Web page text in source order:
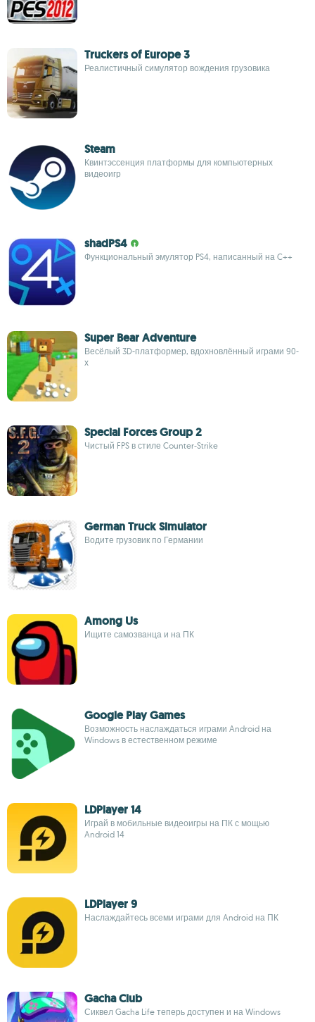
Truckers of Europe 3
Реалистичный симулятор вождения грузовика
Steam
Квинтэссенция платформы для компьютерных
видеоигр
shadPS4
Функциональный эмулятор PS4, написанный на C++
Super Bear Adventure
Весёлый 3D-платформер, вдохновлённый играми 90-
х
Special Forces Group 2
Чистый FPS в стиле Counter-Strike
German Truck Simulator
Водите грузовик по Германии
Among Us
Ищите самозванца и на ПК
Google Play Games
Возможность наслаждаться играми Android на
Windows в естественном режиме
LDPlayer 14
Играй в мобильные видеоигры на ПК с мощью
Android 14
LDPlayer 9
Наслаждайтесь всеми играми для Android на ПК
Gacha Club
Сиквел Gacha Life теперь доступен и на Windows